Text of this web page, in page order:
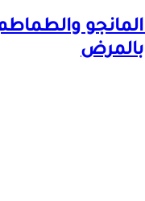
المانجو
بالمرض